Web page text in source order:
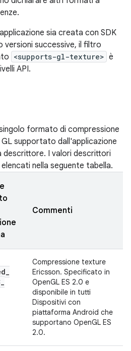
sia creata con SDK
versioni successive, il filtro
<supports-gl-texture> è
API.
formato di compressione
supportato dall'applicazione
descrittore. I valori descrittori
nella seguente tabella.
Commenti
_
_
Compressione texture
Ericsson. Specificato in
OpenGL ES 2.0 e
disponibile in tutti
Dispositivi con
piattaforma Android che
supportano OpenGL ES
2.0.